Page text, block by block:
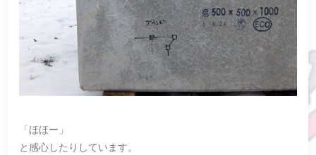
「ほほー」
と感心したりしています。